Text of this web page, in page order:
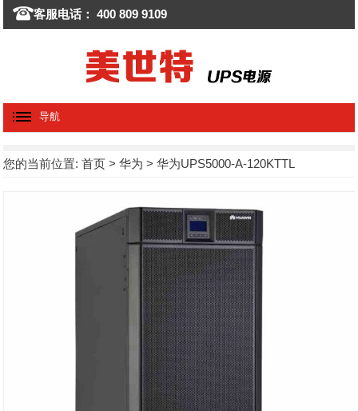
客服电话： 400 809 9109
导航
您的当前位置:首页 >华为 > 华为UPS5000-A-120KTTL